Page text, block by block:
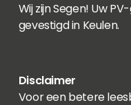
Wij zijn Segen! Uw
gevestigd in Keulen.
Disclaimer
Voor een betere